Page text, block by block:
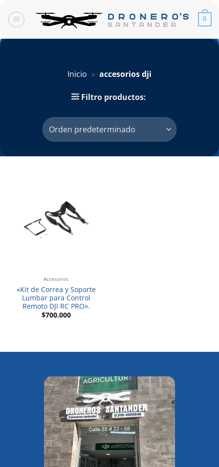
contenido
0
Inicio » accesorios dji
Filtro productos:
Accesorios
«Kit de Correa y Soporte
Lumbar para Control
Remoto DJI RC PRO».
$700.000